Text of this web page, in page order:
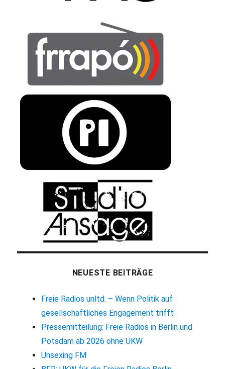
NEUESTE BEITRÄGE
Freie Radios unltd. – Wenn Politik auf
gesellschaftliches Engagement trifft
Pressemitteilung: Freie Radios in Berlin und
Potsdam ab 2026 ohne UKW
Unsexing FM